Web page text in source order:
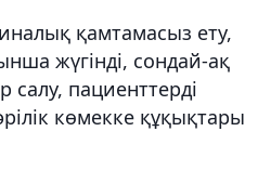
қамтамасыз ету,
жүгінді, сондай-ақ
салу, пациенттерді
көмекке құқықтары